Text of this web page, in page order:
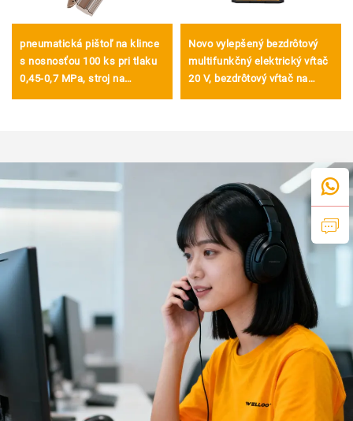
pneumatická pištoľ na klince
s nosnosťou 100 ks pri tlaku
0,45-0,7 MPa, stroj na
Novo vylepšený bezdrôtový
multifunkčný elektrický vŕtač
20 V, bezdrôtový vŕtač na